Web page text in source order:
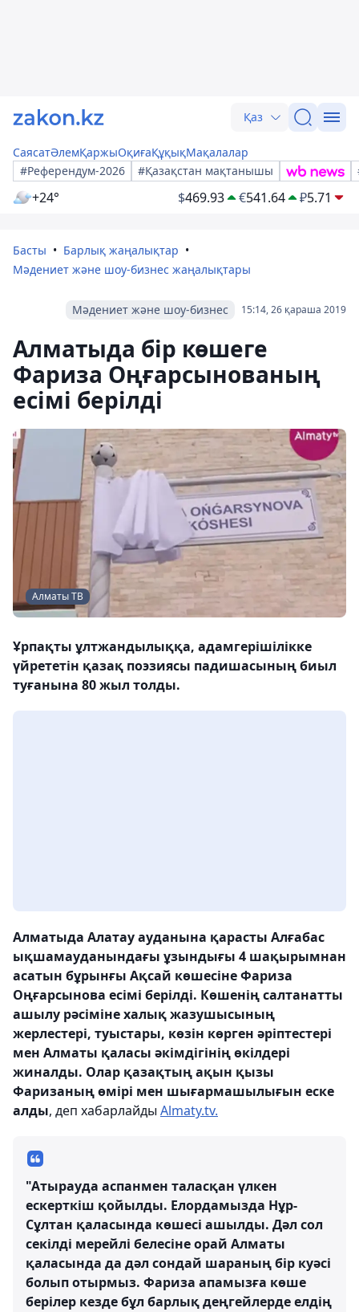
Қаз
СаясатӘлемҚаржыОқиғаҚұқықМақалалар
#Референдум-2026
#Қазақстан мақтанышы
+24° $469.93 €541.64 ₽5.71
Басты
Барлық жаңалықтар
Мәдениет және шоу-бизнес жаңалықтары
15:14, 26 қараша 2019
Мәдениет және шоу-бизнес
Алматыда бір көшеге
Фариза Оңғарсынованың
есімі берілді
Алматы ТВ
Ұрпақты ұлтжандылыққа, адамгерiшілікке
үйрететін қазақ поэзиясы падишасының биыл
туғанына 80 жыл толды.
Алматыда Алатау ауданына қарасты Алғабас
ықшамауданындағы ұзындығы 4 шақырымнан
асатын бұрынғы Ақсай көшесіне Фариза
Оңғарсынова есімі берілді. Көшенің салтанатты
ашылу рәсіміне халық жазушысының
жерлестері, туыстары, көзін көрген әріптестері
мен Алматы қаласы әкімдігінің өкілдері
жиналды. Олар қазақтың ақын қызы
Фаризаның өмірі мен шығармашылығын еске
алды, деп хабарлайды Almaty.tv.
"Атырауда аспанмен таласқан үлкен
ескерткіш қойылды. Елордамызда Нұр-
Сұлтан қаласында көшесі ашылды. Дәл сол
секілді мерейлі белесіне орай Алматы
қаласында да дәл сондай шараның бір куәсі
болып отырмыз. Фариза апамызға көше
берілер кезде бұл барлық деңгейлерде елдің